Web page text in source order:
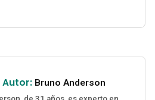
Autor: Bruno Anderson